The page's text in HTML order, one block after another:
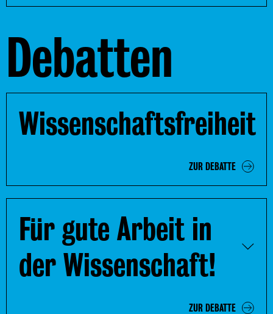
Debatten
Wissenschaftsfreiheit
ZUR DEBATTE
Für gute Arbeit in
der Wissenschaft!
ZUR DEBATTE